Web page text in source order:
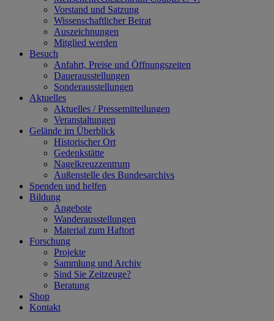
Vorstand und Satzung
Wissenschaftlicher Beirat
Auszeichnungen
Mitglied werden
Besuch
Anfahrt, Preise und Öffnungszeiten
Dauerausstellungen
Sonderausstellungen
Aktuelles
Aktuelles / Pressemitteilungen
Veranstaltungen
Gelände im Überblick
Historischer Ort
Gedenkstätte
Nagelkreuzzentrum
Außenstelle des Bundesarchivs
Spenden und helfen
Bildung
Angebote
Wanderausstellungen
Material zum Haftort
Forschung
Projekte
Sammlung und Archiv
Sind Sie Zeitzeuge?
Beratung
Shop
Kontakt